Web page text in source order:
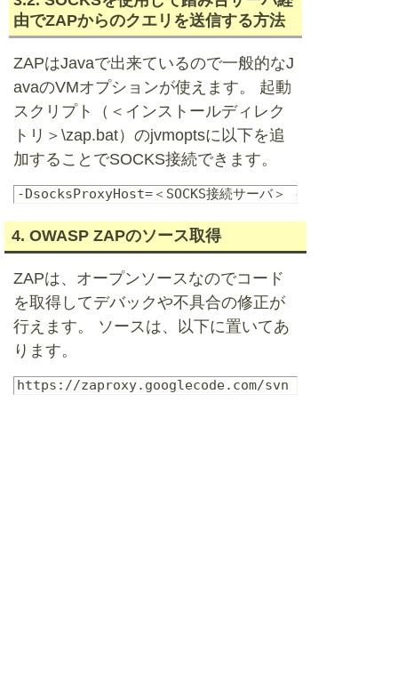
由でZAPからのクエリを送信する方法
ZAPはJavaで出来ているので一般的なJ
avaのVMオプションが使えます。 起動
スクリプト（＜インストールディレク
トリ＞\zap.bat）のjvmoptsに以下を追
加することでSOCKS接続できます。
4. OWASP ZAPのソース取得
ZAPは、オープンソースなのでコード
を取得してデバックや不具合の修正が
行えます。 ソースは、以下に置いてあ
ります。